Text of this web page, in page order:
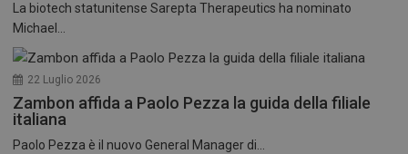
La biotech statunitense Sarepta Therapeutics ha nominato
Michael...
22 Luglio 2026
Zambon affida a Paolo Pezza la guida della filiale
italiana
Paolo Pezza è il nuovo General Manager di...